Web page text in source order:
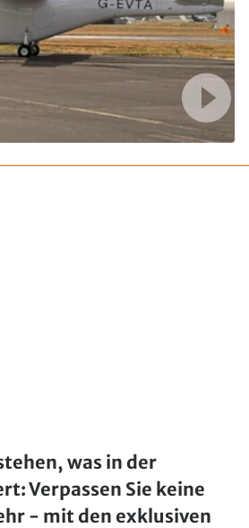
was in der
Verpassen Sie keine
- mit den exklusiven